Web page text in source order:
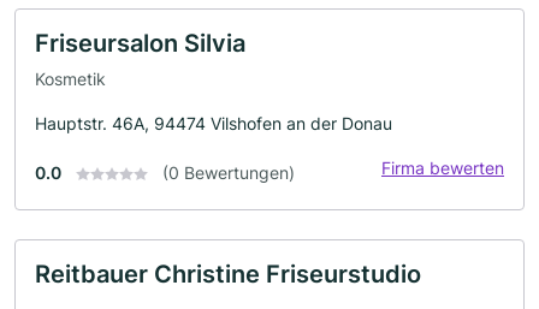
Friseursalon Silvia
Kosmetik
Hauptstr. 46A, 94474 Vilshofen an der Donau
0.0 (0 Bewertungen) Firma bewerten
Reitbauer Christine Friseurstudio